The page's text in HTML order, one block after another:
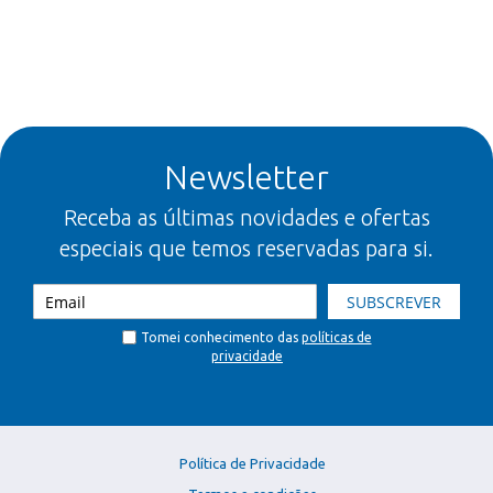
Newsletter
Receba as últimas novidades e ofertas
especiais que temos reservadas para si.
SUBSCREVER
Tomei conhecimento das políticas de
privacidade
Política de Privacidade